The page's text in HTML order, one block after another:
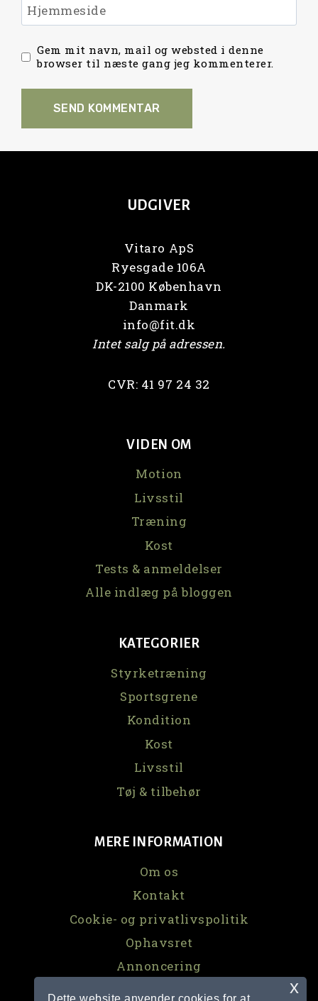
Hjemmeside
Gem mit navn, mail og websted i denne
browser til næste gang jeg kommenterer.
UDGIVER
Vitaro ApS
Ryesgade 106A
DK-2100 København
Danmark
info@fit.dk
Intet salg på adressen.
CVR: 41 97 24 32
VIDEN OM
Motion
Livsstil
Træning
Kost
Tests & anmeldelser
Alle indlæg på bloggen
KATEGORIER
Styrketræning
Sportsgrene
Kondition
Kost
Livsstil
Tøj & tilbehør
MERE INFORMATION
Om os
Kontakt
Cookie- og privatlivspolitik
Ophavsret
Annoncering
Dette website anvender cookies for at
x